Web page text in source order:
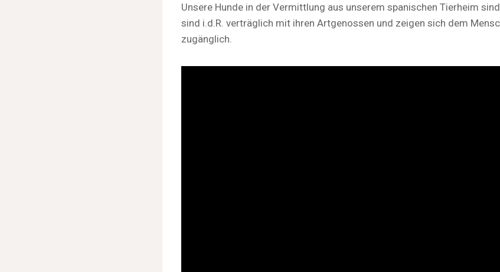
Unsere Hunde in der Vermittlung aus unserem spanischen Tierheim
sind i.d.R. verträglich mit ihren Artgenossen und zeigen sich dem
zugänglich.